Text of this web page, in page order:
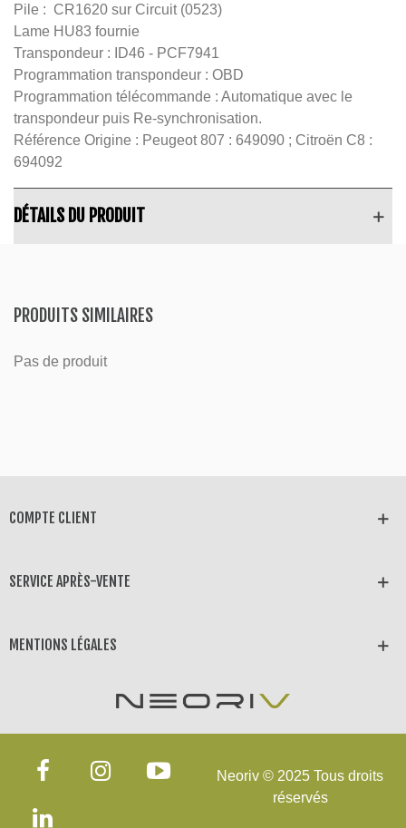
Pile : CR1620 sur Circuit (0523)
Lame HU83 fournie
Transpondeur : ID46 - PCF7941
Programmation transpondeur : OBD
Programmation télécommande : Automatique avec le
transpondeur puis Re-synchronisation.
Référence Origine : Peugeot 807 : 649090 ; Citroën C8 :
694092
DÉTAILS DU PRODUIT
PRODUITS SIMILAIRES
Pas de produit
COMPTE CLIENT
SERVICE APRÈS-VENTE
MENTIONS LÉGALES
Neoriv © 2025 Tous droits
réservés